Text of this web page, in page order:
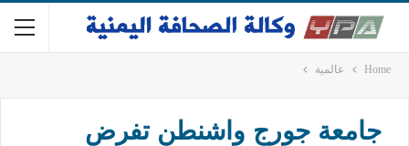
Home عالمية
جامعة جورج واشنطن تفرض